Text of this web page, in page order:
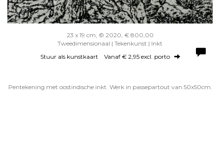
23 x 19 cm, © 2020, € 800,00
Tweedimensionaal | Tekenkunst | Inkt
Stuur als kunstkaart Vanaf € 2,95 excl. porto
Pentekening met oostindische inkt. Werk in passepartout van 50x50cm.